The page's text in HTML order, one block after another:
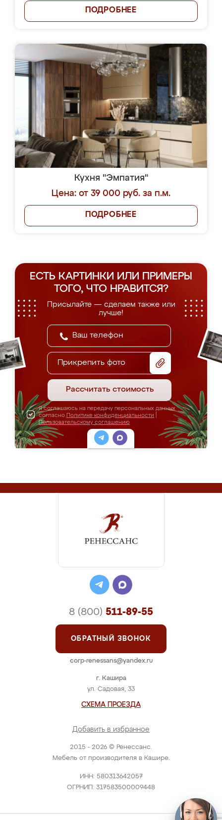
ПОДРОБНЕЕ
Кухня "Эмпатия"
Цена: от 39 000 руб. за п.м.
ПОДРОБНЕЕ
ЕСТЬ КАРТИНКИ ИЛИ ПРИМЕРЫ
ТОГО, ЧТО НРАВИТСЯ?
Присылайте — сделаем также или
лучше!
Прикрепить фото
Рассчитать стоимость
Я соглашаюсь на передачу персональных данных
согласно Политике конфиденциальности
Пользовательскому соглашению
2015 - 2026 © Ренессанс.
Мебель от производителя в Кашире.
ИНН: 580313642057
ОГРНИП: 317583500009448
г. Кашира
ул. Садовая, 33
СХЕМА ПРОЕЗДА
Добавить в избранное
8 (800) 511-89-55
ОБРАТНЫЙ ЗВОНОК
corp-renessans@yandex.ru